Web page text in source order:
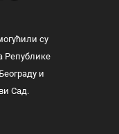
су
Републике
и
Сад.